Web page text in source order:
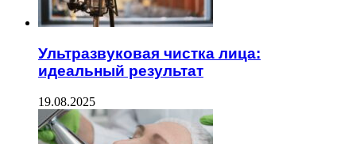
Ультразвуковая чистка лица:
идеальный результат
19.08.2025